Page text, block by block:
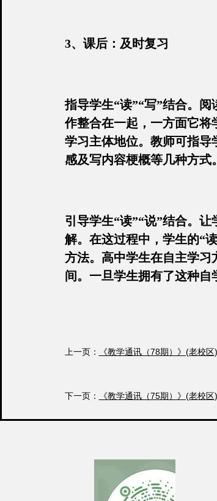
3、课后：及时复习
指导学生“读”“写”结合。
作整合在一起，一方面它
学习主体地位。教师可指
感及写内容梗概等几种方式。
引导学生“读”“说”结合。
解。在这过程中，学生的“
方法。高中学生在自主学
间。一旦学生拥有了这种自
上一页： 《教学通讯（78期）》(老校
下一页： 《教学通讯（75期）》(老校